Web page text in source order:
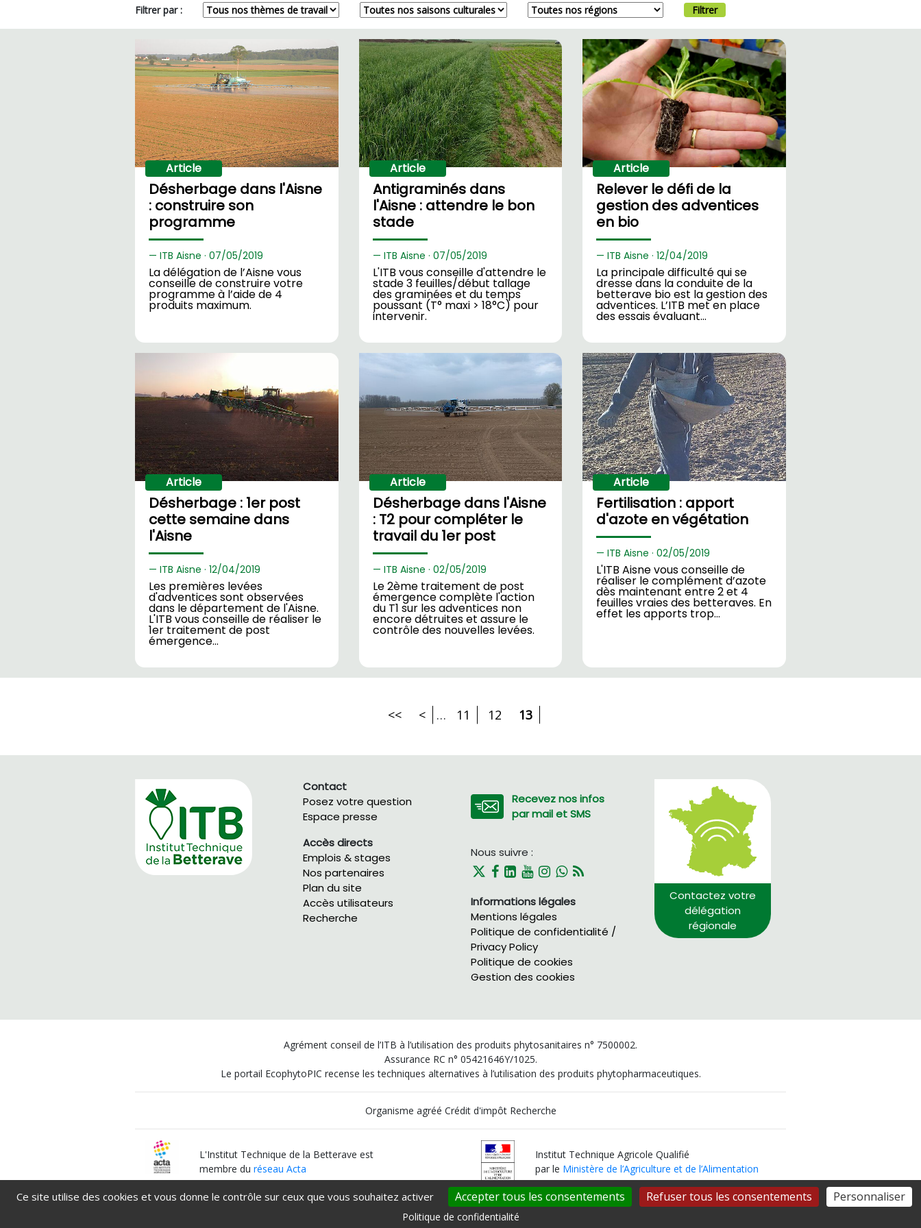
Filtrer par : Filtrer
Article
Désherbage dans l'Aisne
: construire son
programme
ITB Aisne · 07/05/2019
La délégation de l’Aisne vous
conseille de construire votre
programme à l’aide de 4
produits maximum.
Article
Antigraminés dans
l'Aisne : attendre le bon
stade
ITB Aisne · 07/05/2019
L'ITB vous conseille d'attendre le
stade 3 feuilles/début tallage
des graminées et du temps
poussant (T° maxi > 18°C) pour
intervenir.
Article
Relever le défi de la
gestion des adventices
en bio
ITB Aisne ·12/04/2019
La principale difficulté qui se
dresse dans la conduite de la
betterave bio est la gestion des
adventices. L’ITB met en place
des essais évaluant…
Article
Désherbage : 1er post
cette semaine dans
l'Aisne
ITB Aisne · 12/04/2019
Les premières levées
d'adventices sont observées
dans le département de l'Aisne.
L'ITB vous conseille de réaliser le
1er traitement de post
émergence…
Article
Désherbage dans l'Aisne
: T2 pour compléter le
travail du 1er post
ITB Aisne · 02/05/2019
Le 2ème traitement de post
émergence complète l'action
du T1 sur les adventices non
encore détruites et assure le
contrôle des nouvelles levées.
Article
Fertilisation : apport
d'azote en végétation
ITB Aisne ·02/05/2019
L'ITB Aisne vous conseille de
réaliser le complément d’azote
dès maintenant entre 2 et 4
feuilles vraies des betteraves. En
effet les apports trop…
<< < … 11 12 13
Contactez votre
délégation
régionale
Recevez nos infos
par mail et SMS
Nous suivre :
Informations légales
Mentions légales
Politique de confidentialité /
Privacy Policy
Politique de cookies
Gestion des cookies
Contact
Posez votre question
Espace presse
Accès directs
Emplois & stages
Nos partenaires
Plan du site
Accès utilisateurs
Recherche
Agrément conseil de l’ITB à l’utilisation des produits phytosanitaires n° 7500002.
Assurance RC n° 05421646Y/1025.
Le portail EcophytoPIC recense les techniques alternatives à l’utilisation des produits phytopharmaceutiques.
Organisme agréé Crédit d'impôt Recherche
L'Institut Technique de la Betterave est
membre duréseau Acta
Institut Technique Agricole Qualifié
par le Ministère de l’Agriculture et de l’Alimentation
Ce site utilise des cookies et vous donne le contrôle sur ceux que vous souhaitez activer Accepter tous les consentements Refuser tous les consentements Personnaliser
Politique de confidentialité